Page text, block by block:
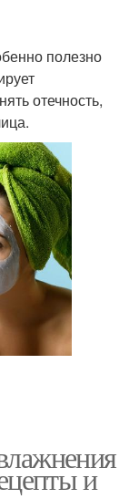
полезно
отечность,
и